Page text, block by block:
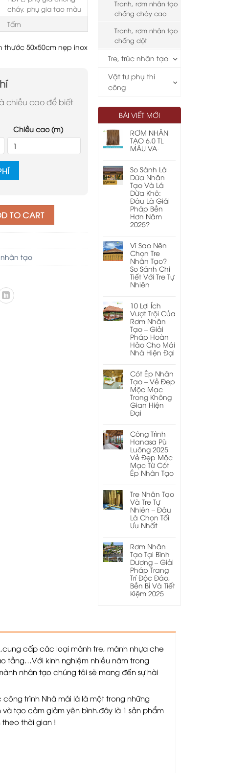
cháy, phụ gia tạo màu
Tấm
thước 50x50cm nẹp inox
chiều cao để biết
Chiều cao (m)
TO CART
nhân tạo
Tranh, rơm nhân tạo
chống cháy cao
Tranh, rơm nhân tạo
chống dột
Tre, trúc nhân tạo
Vật tư phụ thi
công
BÀI VIẾT MỚI
RƠM NHÂN
TẠO 6.0 TL
MÀU VA·
So Sánh Lá
Dừa Nhân
Tạo Và Lá
Dừa Khô:
Đâu Là Giải
Pháp Bền
Hơn Năm
2025?
Vì Sao Nên
Chọn Tre
Nhân Tạo?
So Sánh Chi
Tiết Với Tre Tự
Nhiên
10 Lợi Ích
Vượt Trội Của
Rơm Nhân
Tạo – Giải
Pháp Hoàn
Hảo Cho Mái
Nhà Hiện Đại
Cót Ép Nhân
Tạo – Vẻ Đẹp
Mộc Mạc
Trong Không
Gian Hiện
Đại
Công Trình
Hanasa Pù
Luông 2025
Vẻ Đẹp Mộc
Mạc Từ Cót
Ép Nhân Tạo
Tre Nhân Tạo
Và Tre Tự
Nhiên – Đâu
Là Chọn Tối
Ưu Nhất
Rơm Nhân
Tạo Tại Bình
Dương – Giải
Pháp Trang
Trí Độc Đáo,
Bền Bỉ Và Tiết
Kiệm 2025
cấp các loại mành tre, mành nhựa che
tầng…Với kinh nghiệm nhiều năm trong
nhân tạo chúng tôi sẽ mang đến sự hài
trình Nhà mái lá là một trong những
tạo cảm giảm yên bình.đây là 1 sản phẩm
thời gian !